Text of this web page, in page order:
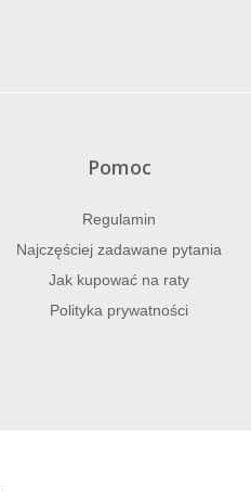
Pomoc
Regulamin
Najczęściej zadawane pytania
Jak kupować na raty
Polityka prywatności